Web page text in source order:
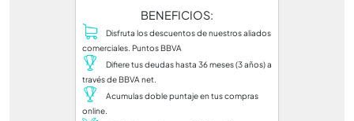
BENEFICIOS:
Disfruta los descuentos de nuestros aliados
comerciales. Puntos BBVA
Difiere tus deudas hasta 36 meses (3 años) a
través de BBVA net.
Acumulas doble puntaje en tus compras
online.